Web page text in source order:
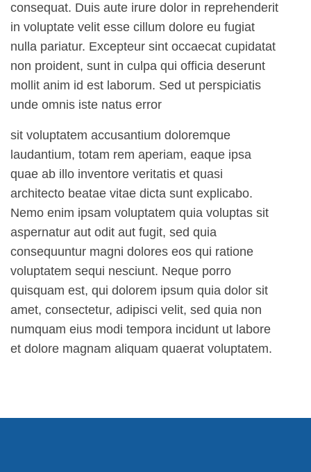
consequat. Duis aute irure dolor in reprehenderit
in voluptate velit esse cillum dolore eu fugiat
nulla pariatur. Excepteur sint occaecat cupidatat
non proident, sunt in culpa qui officia deserunt
mollit anim id est laborum. Sed ut perspiciatis
unde omnis iste natus error
sit voluptatem accusantium doloremque
laudantium, totam rem aperiam, eaque ipsa
quae ab illo inventore veritatis et quasi
architecto beatae vitae dicta sunt explicabo.
Nemo enim ipsam voluptatem quia voluptas sit
aspernatur aut odit aut fugit, sed quia
consequuntur magni dolores eos qui ratione
voluptatem sequi nesciunt. Neque porro
quisquam est, qui dolorem ipsum quia dolor sit
amet, consectetur, adipisci velit, sed quia non
numquam eius modi tempora incidunt ut labore
et dolore magnam aliquam quaerat voluptatem.